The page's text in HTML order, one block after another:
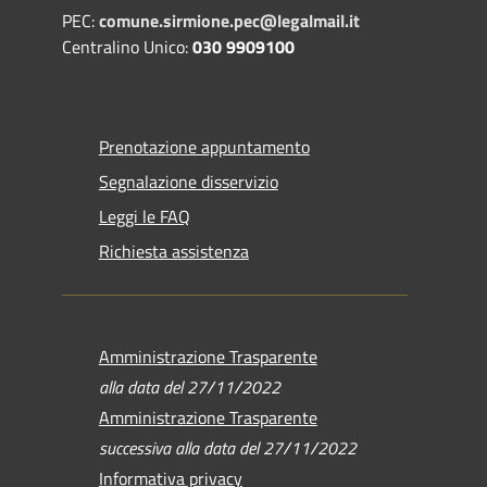
PEC:comune.sirmione.pec@legalmail.it
Centralino Unico:030 9909100
Prenotazione appuntamento
Segnalazione disservizio
Leggi le FAQ
Richiesta assistenza
Amministrazione Trasparente
alla data del 27/11/2022
Amministrazione Trasparente
successiva alla data del 27/11/2022
Informativa privacy